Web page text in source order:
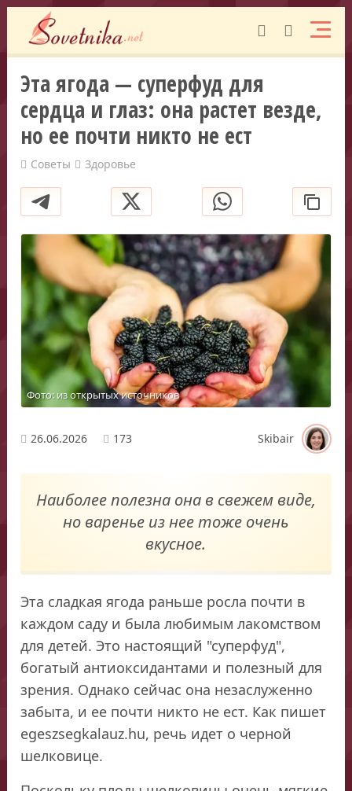
Эта ягода — суперфуд для
сердца и глаз: она растет везде,
но ее почти никто не ест
Советы Здоровье
Фото: из открытых источников
26.06.2026 173 Skibair
Наиболее полезна она в свежем виде,
но варенье из нее тоже очень
вкусное.
Эта сладкая ягода раньше росла почти в
каждом саду и была любимым лакомством
для детей. Это настоящий "суперфуд",
богатый антиоксидантами и полезный для
зрения. Однако сейчас она незаслуженно
забыта, и ее почти никто не ест. Как пишет
egeszsegkalauz.hu, речь идет о черной
шелковице.